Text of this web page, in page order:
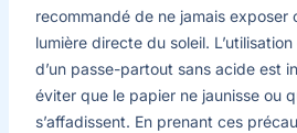
recommandé de ne jamais
lumière directe du soleil.
d’un passe-partout sans acide est
éviter que le papier ne jaunisse ou
s’affadissent. En prenant ces